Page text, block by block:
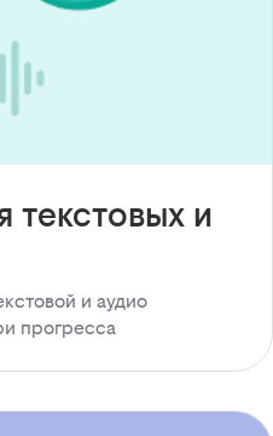
текстовых и
и аудио
прогресса